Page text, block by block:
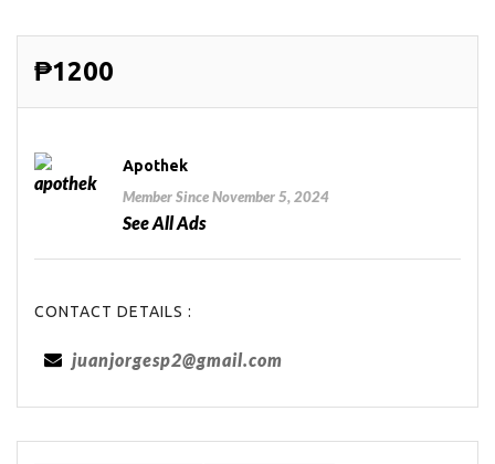
₱1200
Apothek
Member Since November 5, 2024
See All Ads
CONTACT DETAILS :
juanjorgesp2@gmail.com